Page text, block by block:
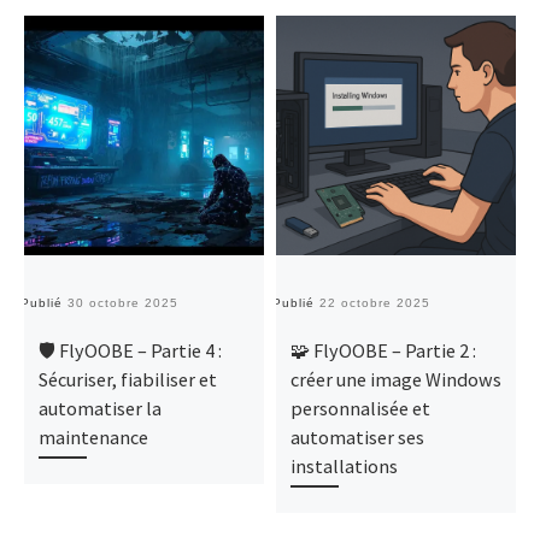
Publié 30 octobre 2025
🛡️ FlyOOBE – Partie 4 :
Sécuriser, fiabiliser et
automatiser la
maintenance
Publié 22 octobre 2025
🧩 FlyOOBE – Partie 2 :
créer une image Windows
personnalisée et
automatiser ses
installations